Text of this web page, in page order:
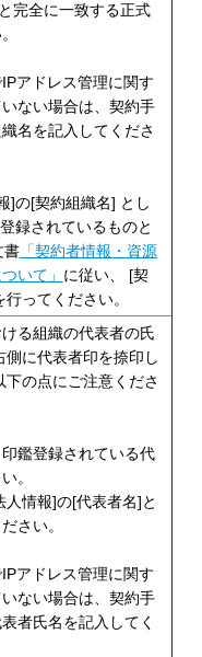
完全に一致する正式
アドレス管理に関す
ない場合は、契約手
名を記入してくださ
]の[契約組織名] とし
録されているものと
書「契約者情報・資源
いて」 に従い、 [契
ってください。
る組織の代表者の氏
に代表者印を捺印し
の点にご注意くださ
鑑登録されている代
。
情報]の[代表者名]と
さい。
アドレス管理に関す
ない場合は、契約手
者氏名を記入してく